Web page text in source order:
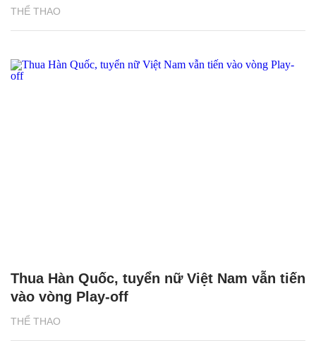
THỂ THAO
THỂ THAO
Thua Hàn Quốc, tuyển nữ Việt Nam vẫn tiến
vào vòng Play-off